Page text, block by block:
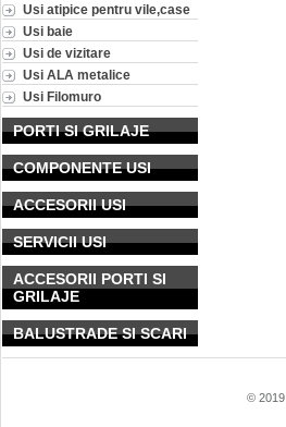
Usi atipice pentru vile,case
Usi baie
Usi de vizitare
Usi ALA metalice
Usi Filomuro
PORTI SI GRILAJE
COMPONENTE USI
ACCESORII USI
SERVICII USI
ACCESORII PORTI SI
GRILAJE
BALUSTRADE SI SCARI
© 2019